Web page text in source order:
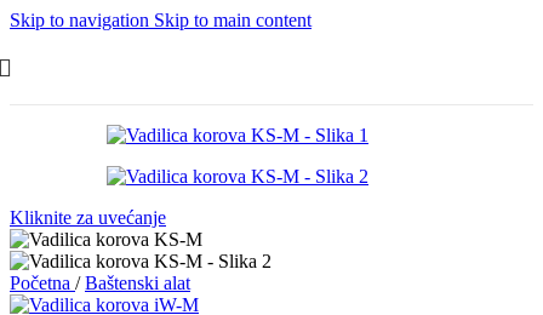
Skip to navigation Skip to main content
Kliknite za uvećanje
Početna / Baštenski alat